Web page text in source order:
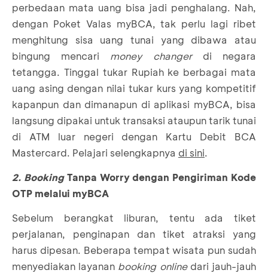
perbedaan mata uang bisa jadi penghalang. Nah,
dengan Poket Valas myBCA, tak perlu lagi ribet
menghitung sisa uang tunai yang dibawa atau
bingung mencari money changerdi negara
tetangga. Tinggal tukar Rupiah ke berbagai mata
uang asing dengan nilai tukar kurs yang kompetitif
kapanpun dan dimanapun di aplikasi myBCA, bisa
langsung dipakai untuk transaksi ataupun tarik tunai
di ATM luar negeri dengan Kartu Debit BCA
Mastercard. Pelajari selengkapnya di sini.
2. BookingTanpa Worry dengan Pengiriman Kode
OTP melalui myBCA
Sebelum berangkat liburan, tentu ada tiket
perjalanan, penginapan dan tiket atraksi yang
harus dipesan. Beberapa tempat wisata pun sudah
menyediakan layanan booking online dari jauh-jauh